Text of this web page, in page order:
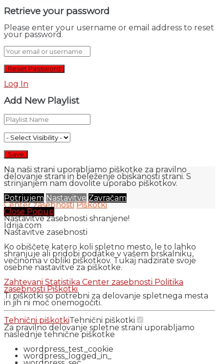
Retrieve your password
Please enter your username or email address to reset
your password.
Log In
Add New Playlist
Na naši strani uporabljamo piškotke za pravilno
delovanje strani in beleženje obiskanosti strani. S
strinjanjem nam dovolite uporabo piškotkov.
Potrjujem Nastavitve Zavračam
Center zasebnosti Piškotki
Close Popup
Nastavitve zasebnosti shranjene!
Idrija.com
Nastavitve zasebnosti
Ko obiščete katero koli spletno mesto, le to lahko
shranjuje ali pridobi podatke v vašem brskalniku,
večinoma v obliki piškotkov. Tukaj nadzirate svoje
osebne nastavitve za piškotke.
Zahtevani Statistika Center zasebnosti Politika
zasebnostiPiškotki
Ti piškotki so potrebni za delovanje spletnega mesta
in jih ni moč onemogočiti.
Tehnični piškotkiTehnični piškotki
Za pravilno delovanje spletne strani uporabljamo
naslednje tehnične piškotke
wordpress_test_cookie
wordpress_logged_in_